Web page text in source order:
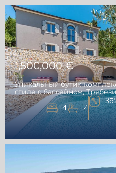
1,500,000 €
Уникальный бутик-
стиле с бассейном,
4 4